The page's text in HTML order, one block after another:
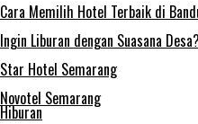
Cara Memilih Hotel Terbaik di
Ingin Liburan dengan Suasana
Star Hotel Semarang
Novotel Semarang
Hiburan